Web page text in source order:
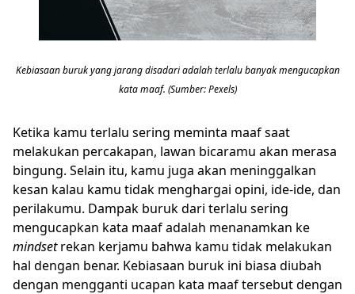
Kebiasaan buruk yang jarang disadari adalah terlalu banyak mengucapkan
kata maaf. (Sumber: Pexels)
Ketika kamu terlalu sering meminta maaf saat
melakukan percakapan, lawan bicaramu akan merasa
bingung. Selain itu, kamu juga akan meninggalkan
kesan kalau kamu tidak menghargai opini, ide-ide, dan
perilakumu. Dampak buruk dari terlalu sering
mengucapkan kata maaf adalah menanamkan ke
mindsetrekan kerjamu bahwa kamu tidak melakukan
hal dengan benar. Kebiasaan buruk ini biasa diubah
dengan mengganti ucapan kata maaf tersebut dengan